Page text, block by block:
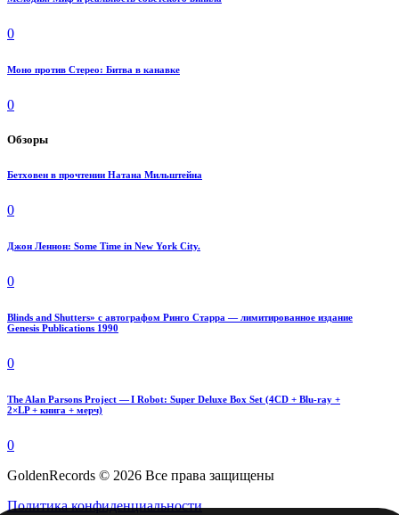
0
Моно против Стерео: Битва в канавке
0
Обзоры
Бетховен в прочтении Натана Мильштейна
0
Джон Леннон: Some Time in New York City.
0
Blinds and Shutters» с автографом Ринго Старра — лимитированное издание
Genesis Publications 1990
0
The Alan Parsons Project — I Robot: Super Deluxe Box Set (4CD + Blu-ray +
2×LP + книга + мерч)
0
GoldenRecords © 2026 Все права защищены
Политика конфиденциальности